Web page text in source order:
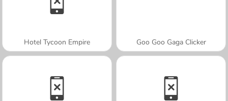
Hotel Tycoon Empire Goo Goo Gaga Clicker